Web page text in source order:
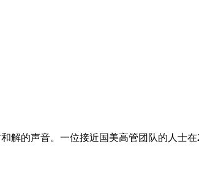
解的声音。一位接近国美高管团队的人士